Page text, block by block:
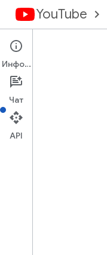
YouTube
Обзор
Объекты activity
Информация
Чат
API